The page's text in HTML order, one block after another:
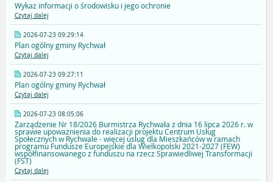
Wykaz informacji o środowisku i jego ochronie
Czytaj dalej
2026-07-23 09:29:14
Plan ogólny gminy Rychwał
Czytaj dalej
2026-07-23 09:27:11
Plan ogólny gminy Rychwał
Czytaj dalej
2026-07-23 08:05:06
Zarządzenie Nr 18/2026 Burmistrza Rychwała z dnia 16 lipca 2026 r. w
sprawie upoważnienia do realizacji projektu Centrum Usług
Społecznych w Rychwale - więcej uslug dla Mieszkańców w ramach
programu Fundusze Europejskie dla Wielkopolski 2021-2027 (FEW)
współfinansowanego z funduszu na rzecz Sprawiedliwej Transformacji
(FST)
Czytaj dalej